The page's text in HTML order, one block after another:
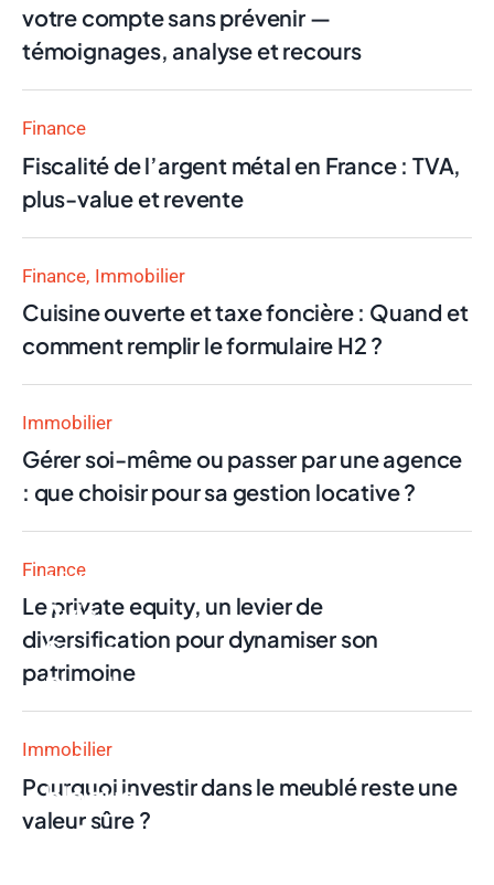
votre compte sans prévenir —
témoignages, analyse et recours
Finance
Fiscalité de l’argent métal en France : TVA,
plus-value et revente
Finance Immobilier
Cuisine ouverte et taxe foncière : Quand et
comment remplir le formulaire H2 ?
Immobilier
Gérer soi-même ou passer par une agence
: que choisir pour sa gestion locative ?
Finance
Le private equity, un levier de
diversification pour dynamiser son
patrimoine
Immobilier
Pourquoi investir dans le meublé reste une
valeur sûre ?
Finance
Avis
Swan
Pro : la
néobanque
qui
bloque
votre